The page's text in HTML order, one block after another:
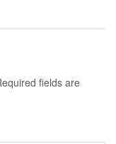
fields are